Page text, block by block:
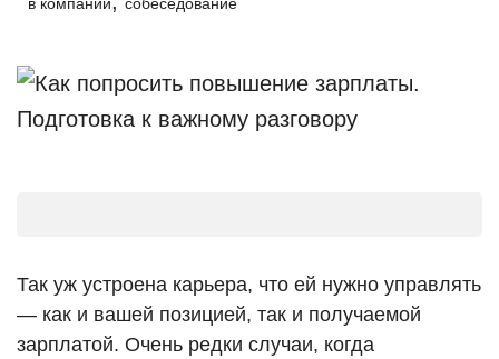
Так уж устроена карьера, что ей нужно управлять
— как и вашей позицией, так и получаемой
зарплатой. Очень редки случаи, когда